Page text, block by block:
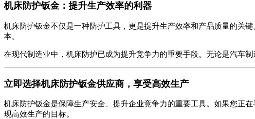
机床防护钣金：提升生产效率的利器
机床防护钣金不仅是一种防护工具，更是提升生产效率和产品质量的关
本。
在现代制造业中，机床防护已成为提升竞争力的重要手段。无论是汽车
立即选择机床防护钣金供应商，享受高效生产
机床防护钣金是保障生产安全、提升企业竞争力的重要工具。如果您正
现高效生产的目标。